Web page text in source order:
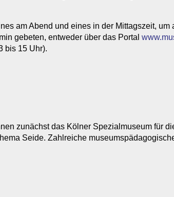
am Abend und eines in der Mittagszeit,
gebeten, entweder über das Portal
bis 15 Uhr).
zunächst das Kölner Spezialmuseum für
Seide. Zahlreiche